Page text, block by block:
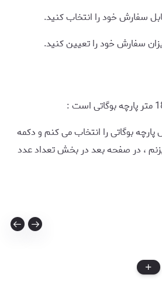
سفارش خود را انتخاب کنید.
سفارش خود را تعیین کنید.
و سپس پارچه بوگاتی را انتخاب می کنم و دکمه
، در صفحه بعد در بخش تعداد عدد